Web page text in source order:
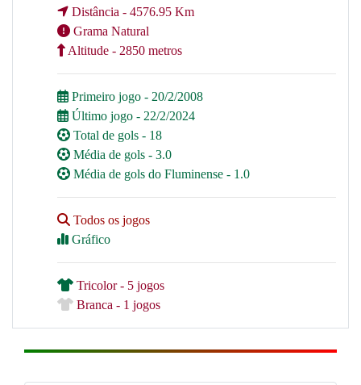
Distância - 4576.95 Km
Grama Natural
Altitude - 2850 metros
Primeiro jogo - 20/2/2008
Último jogo - 22/2/2024
Total de gols - 18
Média de gols - 3.0
Média de gols do Fluminense - 1.0
Todos os jogos
Gráfico
Tricolor - 5 jogos
Branca - 1 jogos